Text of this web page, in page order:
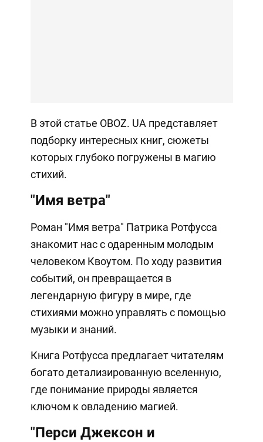
В этой статье OBOZ. UA представляет
подборку интересных книг, сюжеты
которых глубоко погружены в магию
стихий.
"Имя ветра"
Роман "Имя ветра" Патрика Ротфусса
знакомит нас с одаренным молодым
человеком Квоутом. По ходу развития
событий, он превращается в
легендарную фигуру в мире, где
стихиями можно управлять с помощью
музыки и знаний.
Книга Ротфусса предлагает читателям
богато детализированную вселенную,
где понимание природы является
ключом к овладению магией.
"Перси Джексон и